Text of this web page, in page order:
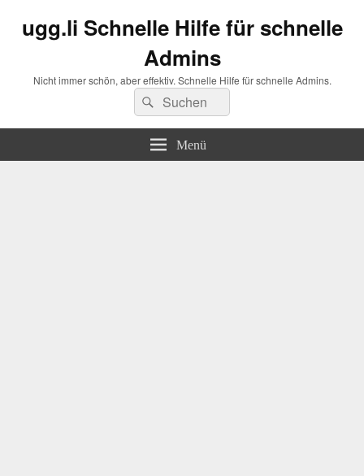
ugg.li Schnelle Hilfe für schnelle
Admins
Nicht immer schön, aber effektiv. Schnelle Hilfe für schnelle Admins.
Suchen
nach:
Suchen
Menü